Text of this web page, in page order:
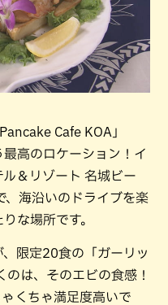
Cafe KOA」
高のロケーション！イ
＆リゾート 名城ビー
、海沿いのドライブを楽
な場所です。
限定20食の「ガーリッ
は、そのエビの食感！
くちゃ満足度高いで